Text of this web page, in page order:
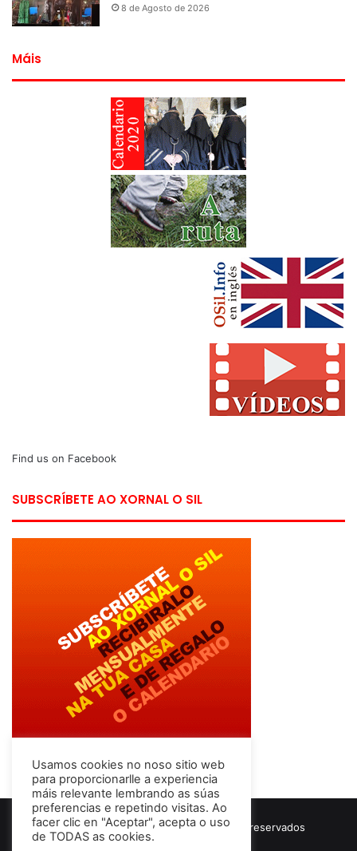
8 de Agosto de 2026
Máis
Find us on Facebook
SUBSCRÍBETE AO XORNAL O SIL
© Copyright 2026, Todos los derechos reservados
Usamos cookies no noso sitio web
para proporcionarlle a experiencia
máis relevante lembrando as súas
preferencias e repetindo visitas. Ao
facer clic en "Aceptar", acepta o uso
de TODAS as cookies.